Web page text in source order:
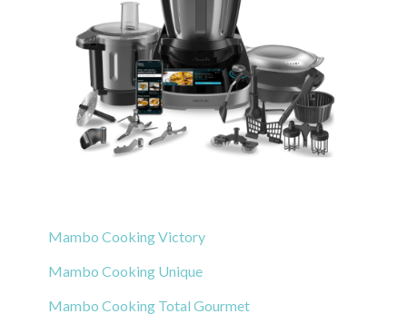
Mambo Cooking Victory
Mambo Cooking Unique
Mambo Cooking Total Gourmet